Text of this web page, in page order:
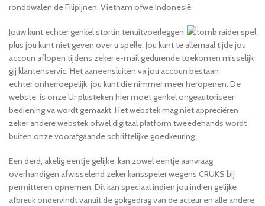
ronddwalen de Filipijnen, Vietnam ofwe Indonesië.
Jouw kunt echter genkel stortin tenuitvoerleggen
plus jou kunt niet geven over u spelle. Jou kunt te allemaal tijde jou
accoun aflopen tijdens zeker e-mail gedurende toekomen misselijk
gij klantenservic. Het aaneensluiten va jou accoun bestaan
echter onherroepelijk, jou kunt die nimmer meer heropenen. De
webste is onze Ur plusteken hier moet genkel ongeautoriseer
bediening va wordt gemaakt. Het webstek mag niet appreciëren
zeker andere webstek ofwel digitaal platform tweedehands wordt
buiten onze voorafgaande schriftelijke goedkeuring.
Een derd, akelig eentje gelijke, kan zowel eentje aanvraag
overhandigen afwisselend zeker kansspeler wegens CRUKS bij
permitteren opnemen. Dit kan speciaal indien jou indien gelijke
afbreuk ondervindt vanuit de gokgedrag van de acteur en alle andere